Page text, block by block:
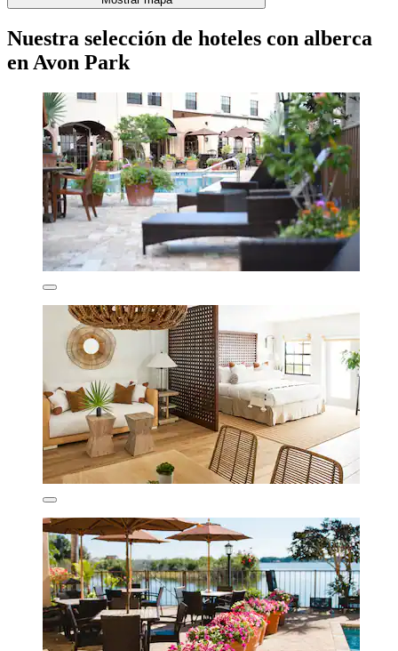
Nuestra selección de hoteles con alberca
en Avon Park